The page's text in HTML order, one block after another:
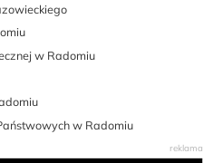
w Radomiu
w Radomiu